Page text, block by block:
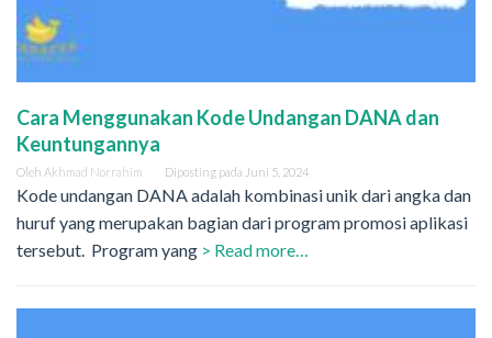
Cara Menggunakan Kode Undangan DANA dan
Keuntungannya
Oleh Akhmad Norrahim Diposting pada Juni 5, 2024
Kode undangan DANA adalah kombinasi unik dari angka dan
huruf yang merupakan bagian dari program promosi aplikasi
tersebut. Program yang > Read more…